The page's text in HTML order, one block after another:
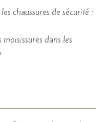
chaussures de sécurité :
dans les